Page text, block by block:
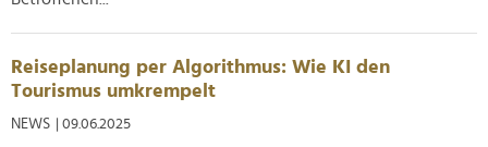
Reiseplanung per Algorithmus: Wie KI den
Tourismus umkrempelt
NEWS | 09.06.2025